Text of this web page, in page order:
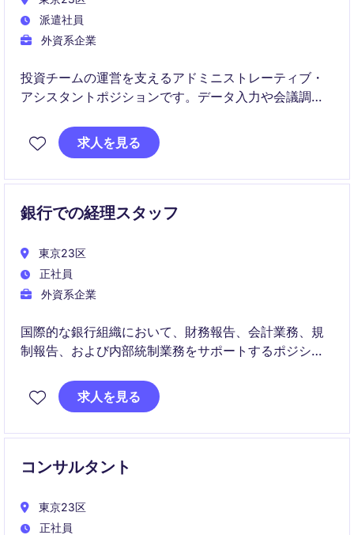
派遣社員
外資系企業
投資チームの運営を支えるアドミニストレーティブ・
アシスタントポジションです。データ入力や会議調整
を積むことができます。
求人を見る
銀行での経理スタッフ
東京23区
正社員
外資系企業
国際的な銀行組織において、財務報告、会計業務、規
制報告、および内部統制業務をサポートするポジショ
がら、幅広い経理・財務スキルを習得できる成長機会
があります
求人を見る
コンサルタント
東京23区
正社員